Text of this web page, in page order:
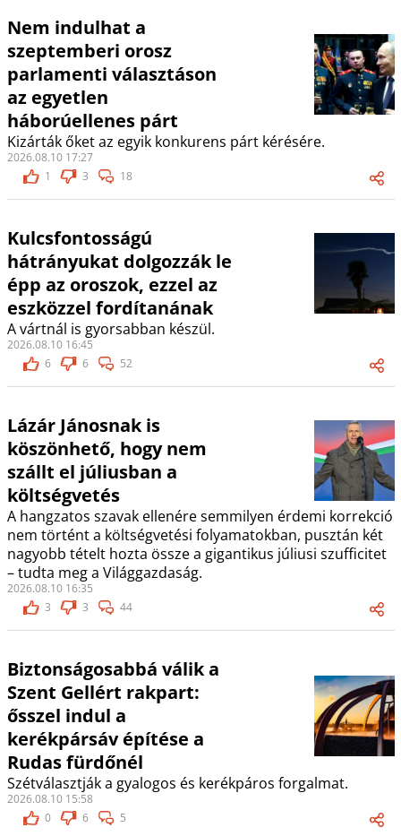
Nem indulhat a
szeptemberi orosz
parlamenti választáson
az egyetlen
háborúellenes párt
Kizárták őket az egyik konkurens párt kérésére.
2026.08.10 17:27
1
3 18
Kulcsfontosságú
hátrányukat dolgozzák le
épp az oroszok, ezzel az
eszközzel fordítanának
A vártnál is gyorsabban készül.
2026.08.10 16:45
6
6 52
Lázár Jánosnak is
köszönhető, hogy nem
szállt el júliusban a
költségvetés
A hangzatos szavak ellenére semmilyen érdemi korrekció
nem történt a költségvetési folyamatokban, pusztán két
nagyobb tételt hozta össze a gigantikus júliusi szufficitet
– tudta meg a Világgazdaság.
2026.08.10 16:35
3
3 44
Biztonságosabbá válik a
Szent Gellért rakpart:
ősszel indul a
kerékpársáv építése a
Rudas fürdőnél
Szétválasztják a gyalogos és kerékpáros forgalmat.
2026.08.10 15:58
0
6 5